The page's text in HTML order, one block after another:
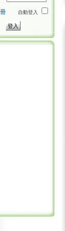
自動登入